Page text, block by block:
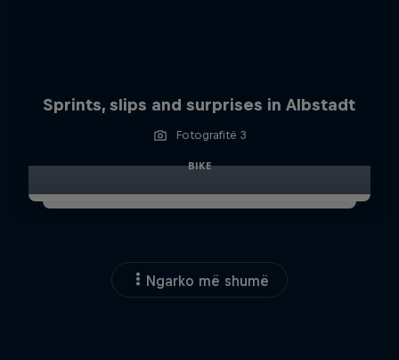
Sprints, slips and surprises in Albstadt
Fotografitë 3
BIKE
Ngarko më shumë